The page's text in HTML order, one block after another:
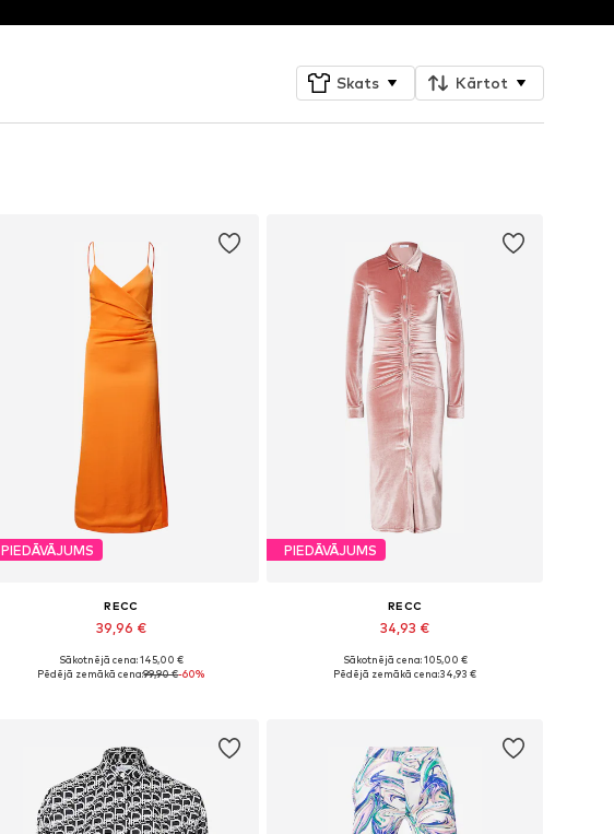
Skats Kārtot
PIEDĀVĀJUMS
RECC
39,96 €
Pieejamie izmēri: 36
Sākotnējā cena: 145,00 €
Pēdējā zemākā cena:99,90 €-60%
PIEDĀVĀJUMS
RECC
34,93 €
Pieejamie izmēri: 36
Sākotnējā cena: 105,00 €
Pēdējā zemākā cena:34,93 €